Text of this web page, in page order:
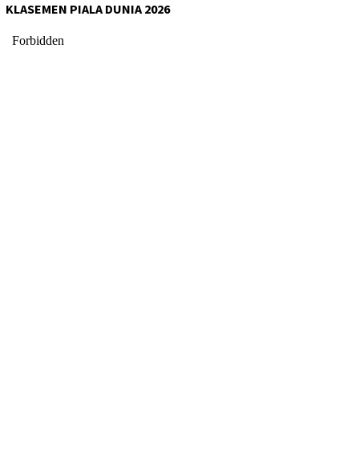
KLASEMEN PIALA DUNIA 2026